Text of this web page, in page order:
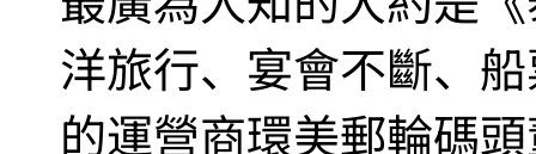
洋旅行、宴會不斷、
的運營商環美郵輪碼